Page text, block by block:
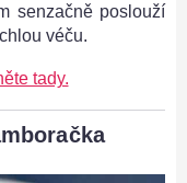
senzačně poslouží
véču.
tady.